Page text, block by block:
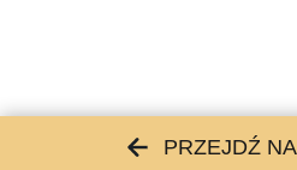
PRZEJDŹ NA